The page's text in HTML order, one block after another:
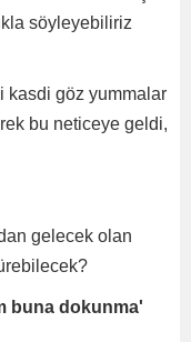
söyleyebiliriz
kasdi göz yummalar
bu neticeye geldi,
gelecek olan
buna dokunma'